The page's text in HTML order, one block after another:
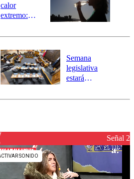
calor
extremo:
activa Alerta
Preventiva en
tres comunas
Semana
legislativa
estará
el fin de la
reconstrucciónSeñal 2